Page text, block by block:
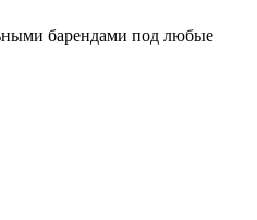
барендами под любые